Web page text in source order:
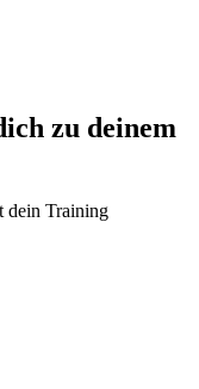
zu deinem
dein Training